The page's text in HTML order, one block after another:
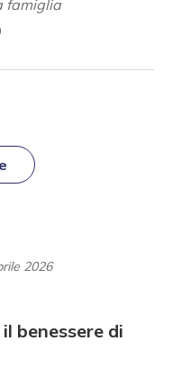
famiglia
2026
benessere di